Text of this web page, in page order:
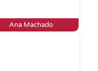
Ana Machado